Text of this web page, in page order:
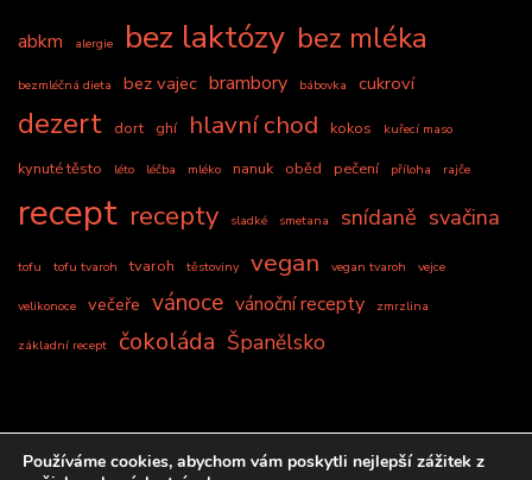
abkm alergie bez laktózy bez mléka
bezmléčná dieta bez vajec brambory bábovka cukroví
dezert dort ghí hlavní chod kokos kuřecí maso
kynuté těsto léto léčba mléko nanuk oběd pečení příloha rajče
recept recepty sladké smetana snídaně svačina
tofu tofu tvaroh tvaroh těstoviny vegan vegan tvaroh vejce
velikonoce večeře vánoce vánoční recepty zmrzlina
základní recept čokoláda Španělsko
Používáme cookies, abychom vám poskytli nejlepší zážitek z